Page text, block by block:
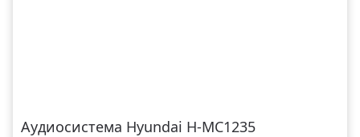
Аудиосистема Hyundai H-MC1235